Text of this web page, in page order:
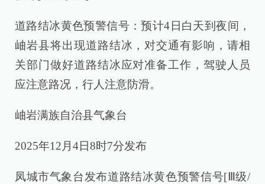
道路结冰黄色预警信号：预计4日白天到夜间，
岫岩县将出现道路结冰，对交通有影响，请相
关部门做好道路结冰应对准备工作，驾驶人员
应注意路况，行人注意防滑。
岫岩满族自治县气象台
2025年12月4日8时7分发布
凤城市气象台发布道路结冰黄色预警信号[Ⅲ级/